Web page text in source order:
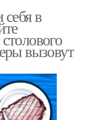
в
вызовут